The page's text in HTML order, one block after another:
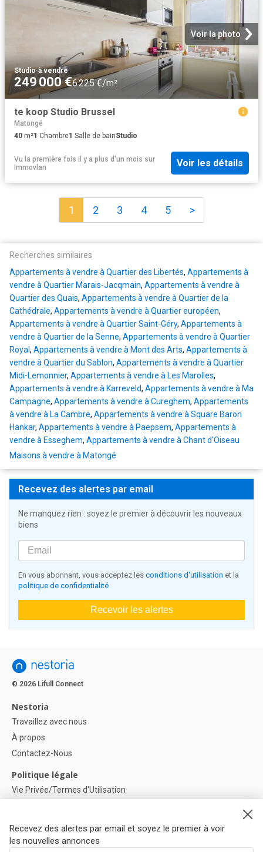
Voir la photo
Studio·à vendre
249 000 €6 225 €/m²
te koop Studio Brussel
Matongé
40 m²1 Chambre1 Salle de bainStudio
Vu la première fois il y a plus d'un mois sur
Immovlan
Voir les détails
1 2 3 4 5 >
Recherches similaires
Appartements à vendre à Quartier des Libertés, Appartements à
vendre à Quartier Marais-Jacqmain, Appartements à vendre à
Quartier des Quais, Appartements à vendre à Quartier de la
Cathédrale, Appartements à vendre à Quartier européen,
Appartements à vendre à Quartier Saint-Géry, Appartements à
vendre à Quartier de la Senne, Appartements à vendre à Quartier
Royal, Appartements à vendre à Mont des Arts, Appartements à
vendre à Quartier du Sablon, Appartements à vendre à Quartier
Midi-Lemonnier, Appartements à vendre à Les Marolles,
Appartements à vendre à Karreveld, Appartements à vendre à Ma
Campagne, Appartements à vendre à Cureghem, Appartements
à vendre à La Cambre, Appartements à vendre à Square Baron
Hankar, Appartements à vendre à Paepsem, Appartements à
vendre à Esseghem, Appartements à vendre à Chant d'Oiseau
Maisons à vendre à Matongé
Recevez des alertes par email
Ne manquez rien : soyez le premier à découvrir les nouveaux
biens
En vous abonnant, vous acceptez les conditions d'utilisation et la
politique de confidentialité
Recevoir les alertes
Recevez des alertes par email et soyez le premier à voir
les nouvelles annonces
© 2026 Lifull Connect
Nestoria
Travaillez avec nous
À propos
Contactez-Nous
Politique légale
Vie Privée/Termes d'Utilisation
Paramètres des cookies